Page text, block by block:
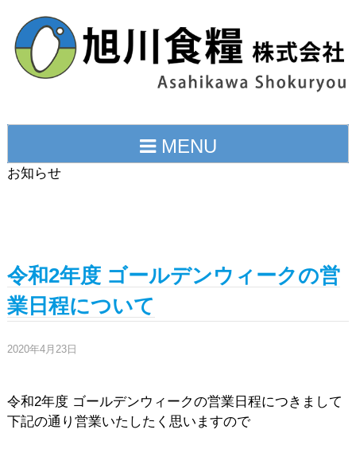
content
MENU
お知らせ
令和2年度 ゴールデンウィークの営
業日程について
2020年4月23日
令和2年度 ゴールデンウィークの営業日程につきまして
下記の通り営業いたしたく思いますので